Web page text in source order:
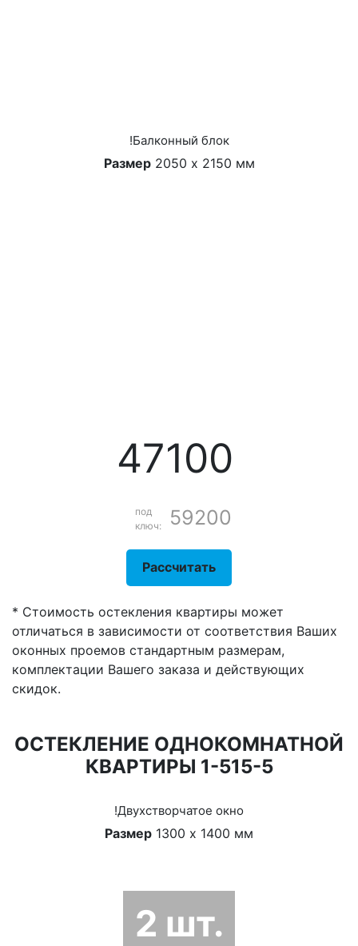
47100
под
ключ:
59200
Рассчитать
!Балконный блок
Размер2050 х 2150 мм
* Стоимость остекления квартиры может
отличаться в зависимости от соответствия Ваших
оконных проемов стандартным размерам,
комплектации Вашего заказа и действующих
скидок.
ОСТЕКЛЕНИЕ ОДНОКОМНАТНОЙ
КВАРТИРЫ 1-515-5
!Двухстворчатое окно
Размер 1300 х 1400 мм
2 шт.